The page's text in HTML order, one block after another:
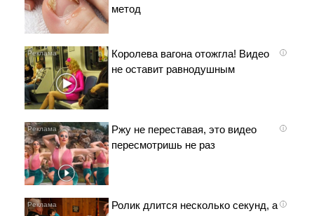
метод
i
Королева вагона отожгла! Видео
не оставит равнодушным
i
Ржу не переставая, это видео
пересмотришь не раз
i
Ролик длится несколько секунд, а